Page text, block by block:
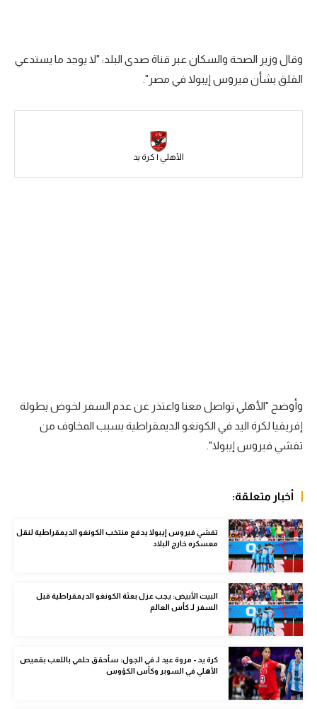
سعودي في الجول
الدوري الإنجليزي
في المونديال
رياضة نسائية
آسيا
أقسام خاصة
Gamers
ميركاتو
تحقيق في الجول
تقرير في الجول
تحليل في الجول
وقال وزير الصحة والسكان عبر قناة صدى البلد: "لا يوجد ما يستدعي
القلق بشأن فيروس إيبولا في مصر".
الأهلي | كرة يد
وأوضح "الأهلي تواصل معنا واعتذر عن عدم السفر لخوض بطولة
إفريقيا لكرة اليد في الكونغو الديمقراطية بسبب المخاوف من
تفشي فيروس إيبولا".
أخبار متعلقة:
تفشي فيروس إيبولا يدفع منتخب الكونغو الديمقراطية لنقل
معسكره خارج البلاد
البيت الأبيض: يجب عزل بعثة الكونغو الديمقراطية قبل
السفر لـ كأس العالم
كرة يد - مروة عيد لـ في الجول: سأحقق حلمي باللعب بقميص
الأهلي في السوبر وكأس الكؤوس